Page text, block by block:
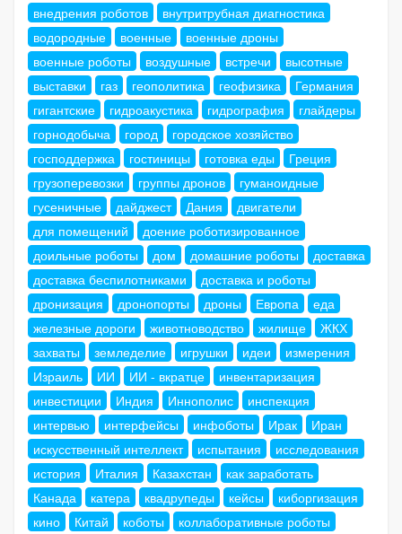
внедрения роботов
внутритрубная диагностика
водородные
военные
военные дроны
военные роботы
воздушные встречи
высотные
выставки
газ геополитика геофизика
Германия
гигантские
гидроакустика гидрография
глайдеры
горнодобыча
город
городское хозяйство
господдержка
гостиницы готовка еды
Греция
грузоперевозки
группы дронов
гуманоидные
гусеничные
дайджест Дания
двигатели
для помещений
доение роботизированное
доильные роботы
дом домашние роботы
доставка
доставка беспилотниками
доставка и роботы
дронизация
дронопорты дроны Европа
еда
железные дороги
животноводство жилище
ЖКХ
захваты
земледелие игрушки идеи
измерения
Израиль
ИИ ИИ - вкратце
инвентаризация
инвестиции
Индия Иннополис
инспекция
интервью
интерфейсы инфоботы Ирак
Иран
искусственный интеллект
испытания
исследования
история
Италия Казахстан
как заработать
Канада
катера квадрупеды кейсы
киборгизация
кино
Китай коботы
коллаборативные роботы